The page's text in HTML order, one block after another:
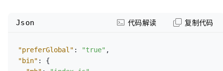
"preferGlobal" : "true" ,
"bin" :
{
Json 代码解读 复制代码